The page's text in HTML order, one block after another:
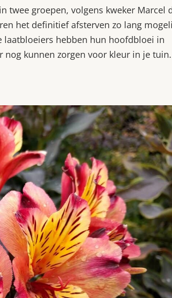
twee groepen, volgens kweker Marcel
het definitief afsterven zo lang
laatbloeiers hebben hun hoofdbloei in
nog kunnen zorgen voor kleur in je tuin.